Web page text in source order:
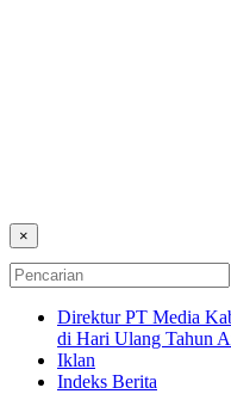
×
Direktur PT Media
di Hari Ulang Tahun
Iklan
Indeks Berita